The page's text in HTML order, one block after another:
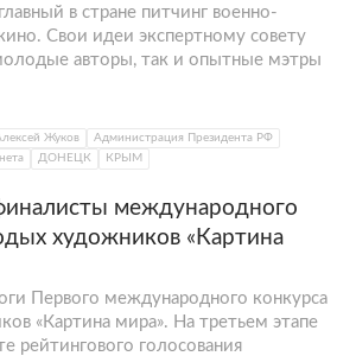
в стране питчинг военно-
Свои идеи экспертному совету
авторы, так и опытные мэтры
Жуков
Администрация Президента РФ
ДОНЕЦК КРЫМ
международного
художников «Картина
Первого международного конкурса
«Картина мира». На третьем этапе
рейтингового голосования